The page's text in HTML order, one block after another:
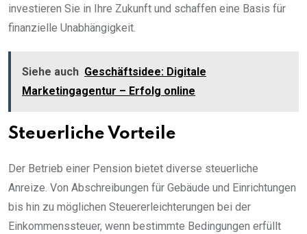
investieren Sie in Ihre Zukunft und schaffen eine Basis für
finanzielle Unabhängigkeit.
Siehe auch Geschäftsidee: Digitale
Marketingagentur – Erfolg online
Steuerliche Vorteile
Der Betrieb einer Pension bietet diverse steuerliche
Anreize. Von Abschreibungen für Gebäude und Einrichtungen
bis hin zu möglichen Steuererleichterungen bei der
Einkommenssteuer, wenn bestimmte Bedingungen erfüllt